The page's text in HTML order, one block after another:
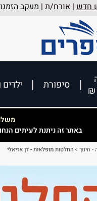
חדש | אורח/ת | מעקב
סיפורת ילדים
באתר זה ניתנת לעיתים
- חינוך >החלטות מופלאות - דן אריאלי